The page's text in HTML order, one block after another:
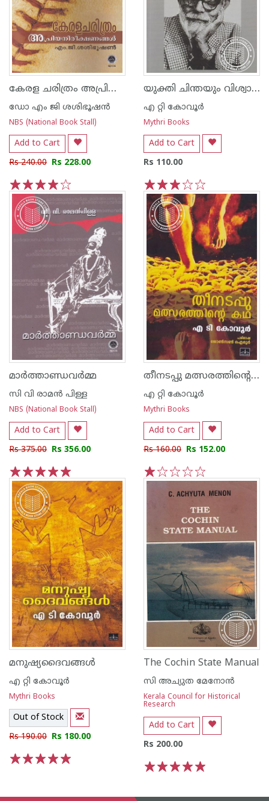
കേരള ചരിത്രം അപ്രിയ നിരീക്ഷണങ്ങള്‍ എം ജി ശശിഭൂഷണന്‍
ഡോ എം ജി ശശിഭൂഷന്‍
NBS (National Book Stall)
Add to Cart
Rs 240.00 Rs 228.00
5
4
3
2
1
യുക്തി ചിന്തയും വിശ്വാസവും
എ റ്റി കോവൂര്‍
Mythri Books
Add to Cart
Rs 110.00
5
4
3
2
1
മാര്‍ത്താണ്ഡവര്‍മ്മ
സി വി രാമ‌ന്‍ പിള്ള
NBS (National Book Stall)
Add to Cart
Rs 375.00 Rs 356.00
5
4
3
2
1
തീനടപ്പു മത്സരത്തിന്റെ കഥ
എ റ്റി കോവൂര്‍
Mythri Books
Add to Cart
Rs 160.00 Rs 152.00
5
4
3
2
1
മനുഷ്യദൈവങ്ങള്‍
എ റ്റി കോവൂര്‍
Mythri Books
Out of Stock
Rs 190.00 Rs 180.00
The Cochin State Manual
സി അച്യുത മേനോന്‍
Kerala Council for Historical
Research
Add to Cart
Rs 200.00